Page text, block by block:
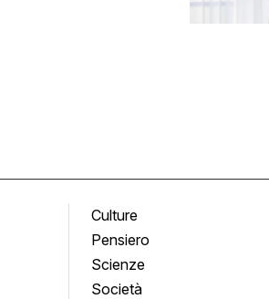
Culture
Pensiero
Scienze
Società